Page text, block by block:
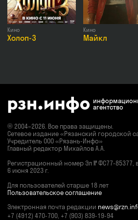
Кино
Холоп-3
Кино
Майкл
агентство
© 2004–2026. Все права защищены.
Сетевое издание «Рязанский городской
Учредитель ООО «Рязань-Инфо»
Главный редактор Михайлов А.А.
Регистрационный номер Эл № ФС77-85377,
6 июня 2023 г.
Для пользователей старше 18 лет
Пользовательское соглашение
Электронная почта редакции
+7 (4912) 470-700, +7 (903) 839-19-94